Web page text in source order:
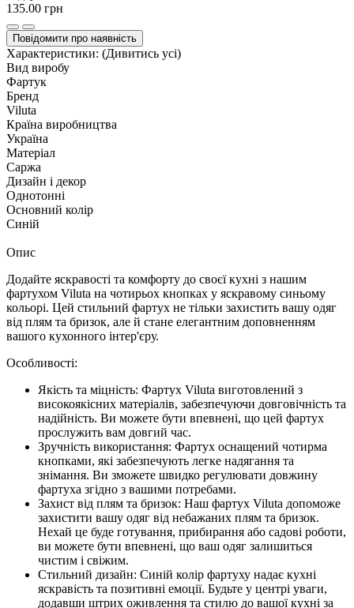
135.00 грн
Повідомити про наявність
Характеристики: (Дивитись усі)
Вид виробу
Фартук
Бренд
Viluta
Країна виробництва
Україна
Матеріал
Саржа
Дизайн і декор
Однотонні
Основний колір
Синій
Опис
Додайте яскравості та комфорту до своєї кухні з нашим
фартухом Viluta на чотирьох кнопках у яскравому синьому
кольорі. Цей стильний фартух не тільки захистить вашу одяг
від плям та бризок, але й стане елегантним доповненням
вашого кухонного інтер'єру.
Особливості:
Якість та міцність: Фартух Viluta виготовлений з
високоякісних матеріалів, забезпечуючи довговічність та
надійність. Ви можете бути впевнені, що цей фартух
прослужить вам довгий час.
Зручність використання: Фартух оснащений чотирма
кнопками, які забезпечують легке надягання та
знімання. Ви зможете швидко регулювати довжину
фартуха згідно з вашими потребами.
Захист від плям та бризок: Наш фартух Viluta допоможе
захистити вашу одяг від небажаних плям та бризок.
Нехай це буде готування, прибирання або садові роботи,
ви можете бути впевнені, що ваш одяг залишиться
чистим і свіжим.
Стильний дизайн: Синій колір фартуху надає кухні
яскравість та позитивні емоції. Будьте у центрі уваги,
додавши штрих оживлення та стилю до вашої кухні за